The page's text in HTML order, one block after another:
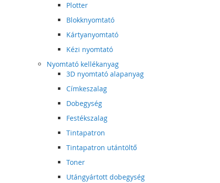
Plotter
Blokknyomtató
Kártyanyomtató
Kézi nyomtató
Nyomtató kellékanyag
3D nyomtató alapanyag
Címkeszalag
Dobegység
Festékszalag
Tintapatron
Tintapatron utántöltő
Toner
Utángyártott dobegység